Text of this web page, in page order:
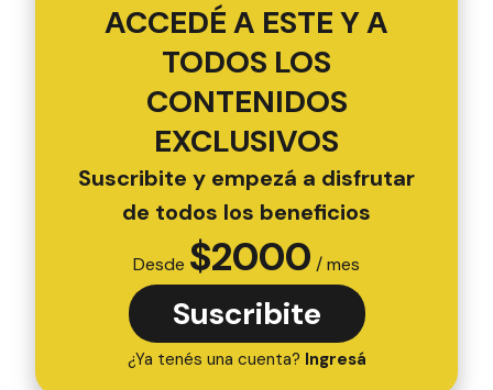
ACCEDÉ A ESTE Y A
TODOS LOS
CONTENIDOS
EXCLUSIVOS
Suscribite y empezá a disfrutar
de todos los beneficios
Desde $2000 / mes
Suscribite
¿Ya tenés una cuenta? Ingresá